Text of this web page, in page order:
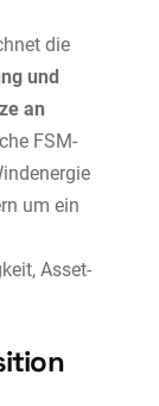
die
und
an
FSM-
um ein
Asset-